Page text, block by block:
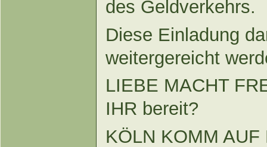
des Geldverkehrs.
Diese Einladung
weitergereicht
LIEBE MACHT
IHR bereit?
KÖLN KOMM AUF